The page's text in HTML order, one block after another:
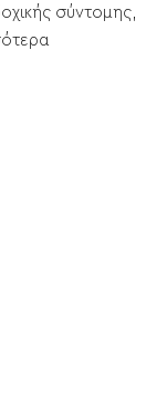
σύντομης,